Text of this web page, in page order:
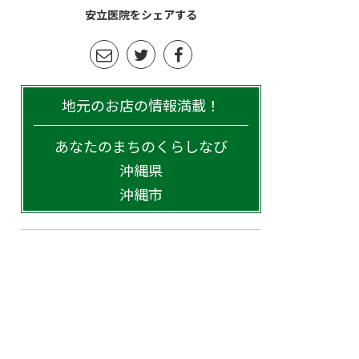
安立医院をシェアする
地元のお店の情報満載！
あなたのまちのくらしなび
沖縄県
沖縄市